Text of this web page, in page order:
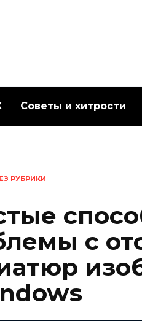
Советы и хитрости
РУБРИКИ
с